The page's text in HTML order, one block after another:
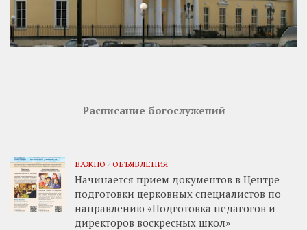
Расписание богослужений
ВАЖНО / ОБЪЯВЛЕНИЯ
Начинается прием документов в Центре
подготовки церковных специалистов по
направлению «Подготовка педагогов и
директоров воскресных школ»